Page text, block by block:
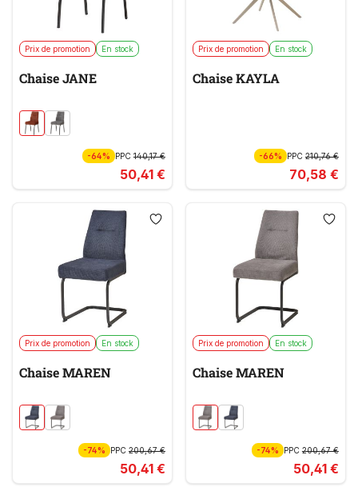
Prix de promotion En stock
Chaise JANE
-64% PPC 140,17 €
50,41 €
Prix de promotion En stock
Chaise KAYLA
-66% PPC210,76 €
70,58 €
Prix de promotion En stock
Chaise MAREN
-74% PPC 200,67 €
50,41 €
Prix de promotion En stock
Chaise MAREN
-74% PPC200,67 €
50,41 €